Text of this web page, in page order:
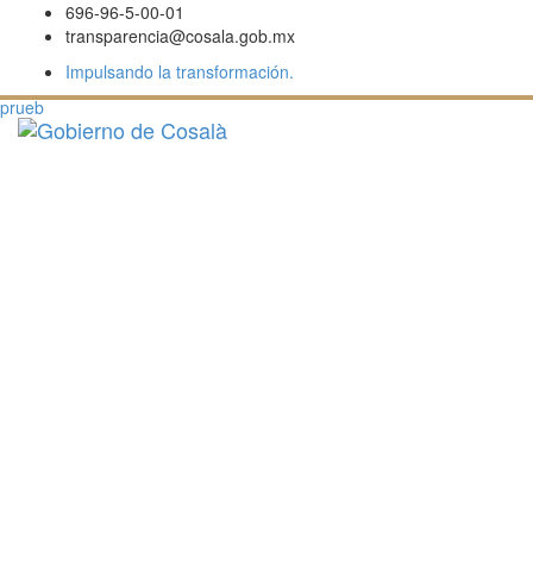
696-96-5-00-01
transparencia@cosala.gob.mx
Impulsando la transformación.
prueb